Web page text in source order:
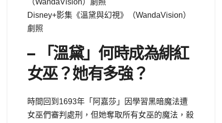
Disney+影集《溫黛與幻視》（WandaVision）
劇照
– 「溫黛」何時成為緋紅
女巫？她有多強？
時間回到1693年「阿嘉莎」因學習黑暗魔法遭
女巫們審判處刑，但她奪取所有女巫的魔法，殺